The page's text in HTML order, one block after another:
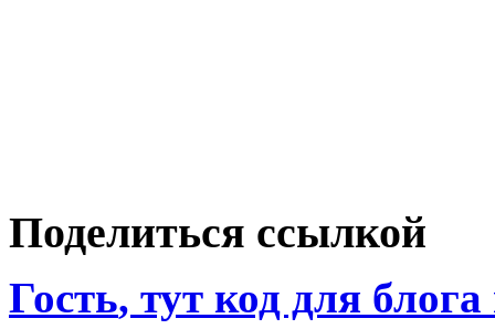
Поделиться ссылкой
Гость, тут код для